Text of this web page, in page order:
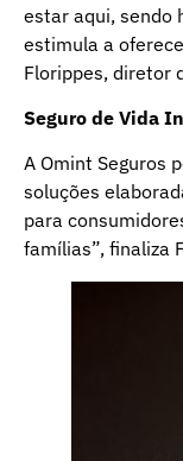
estar aqui, sendo
estimula a
Florippes, diretor
Seguro de Vida
A Omint Seguros
soluções
para
famílias”, finaliza